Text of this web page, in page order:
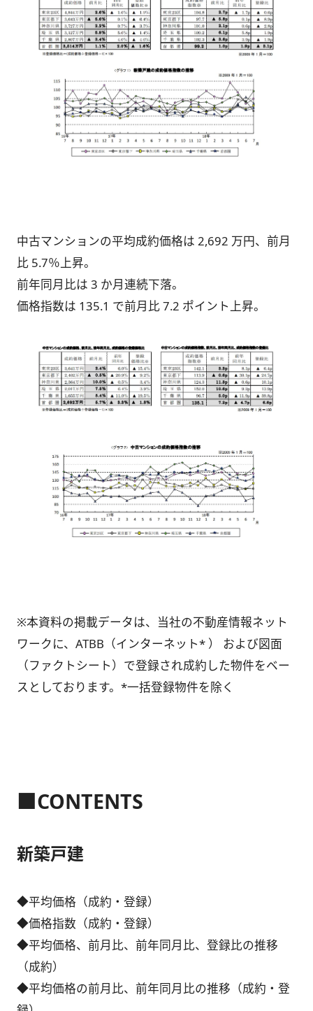
中古マンションの平均成約価格は 2,692 万円、前月
比 5.7％上昇。
前年同月比は 3 か月連続下落。
価格指数は 135.1 で前月比 7.2 ポイント上昇。
※本資料の掲載データは、当社の不動産情報ネット
ワークに、ATBB（インターネット* ） および図面
（ファクトシート）で登録され成約した物件をベー
スとしております。*一括登録物件を除く
■CONTENTS
新築戸建
◆平均価格（成約・登録）
◆価格指数（成約・登録）
◆平均価格、前月比、前年同月比、登録比の推移
（成約）
◆平均価格の前月比、前年同月比の推移（成約・登